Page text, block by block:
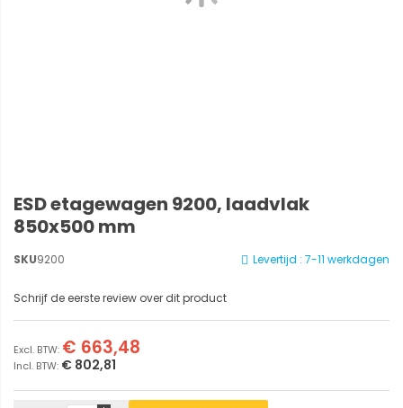
ESD etagewagen 9200, laadvlak
850x500 mm
Levertijd : 7-11 werkdagen
SKU9200
Schrijf de eerste review over dit product
€ 802,81
€ 663,48